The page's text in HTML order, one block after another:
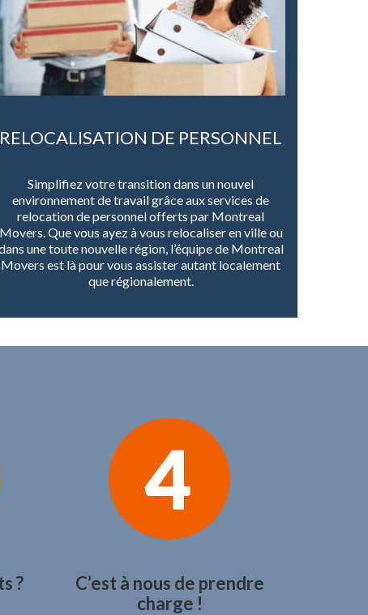
RELOCALISATION DE PERSONNEL
Simplifiez votre transition dans un nouvel
environnement de travail grâce aux services de
relocation de personnel offerts par Montreal
Movers. Que vous ayez à vous relocaliser en ville ou
une toute nouvelle région, l’équipe de Montreal
Movers est là pour vous assister autant localement
que régionalement.
?
C’est à nous de prendre
charge !